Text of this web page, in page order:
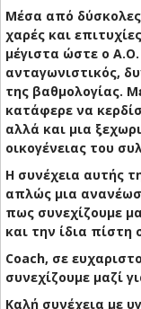
Μέσα από δύσκολες
χαρές και
μέγιστα ώστε ο
ανταγωνιστικός,
της βαθμολογίας.
κατάφερε να
αλλά και μια
οικογένειας του
Η συνέχεια αυτής
απλώς μια
πως συνεχίζουμε
και την ίδια πίστη
Coach, σε
συνεχίζουμε μαζί
Καλή συνέχεια με